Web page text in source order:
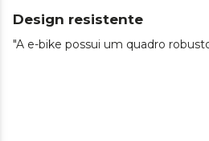
Design resistente
"A e-bike possui um quadro